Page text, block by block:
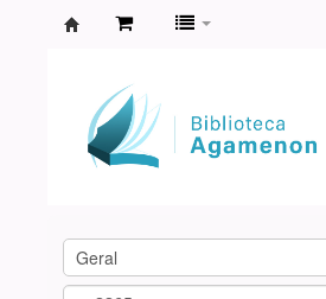
Agamenon
Magalhães